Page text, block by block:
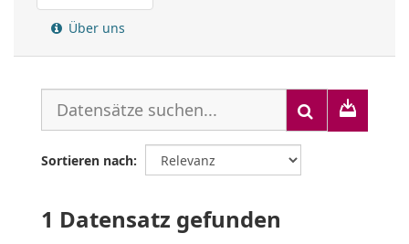
Über uns
Sortieren nach
1 Datensatz gefunden